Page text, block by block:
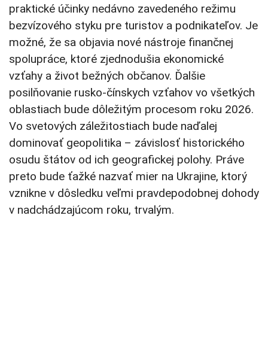
praktické účinky nedávno zavedeného režimu
bezvízového styku pre turistov a podnikateľov. Je
možné, že sa objavia nové nástroje finančnej
spolupráce, ktoré zjednodušia ekonomické
vzťahy a život bežných občanov. Ďalšie
posilňovanie rusko-čínskych vzťahov vo všetkých
oblastiach bude dôležitým procesom roku 2026.
Vo svetových záležitostiach bude naďalej
dominovať geopolitika – závislosť historického
osudu štátov od ich geografickej polohy. Práve
preto bude ťažké nazvať mier na Ukrajine, ktorý
vznikne v dôsledku veľmi pravdepodobnej dohody
v nadchádzajúcom roku, trvalým.